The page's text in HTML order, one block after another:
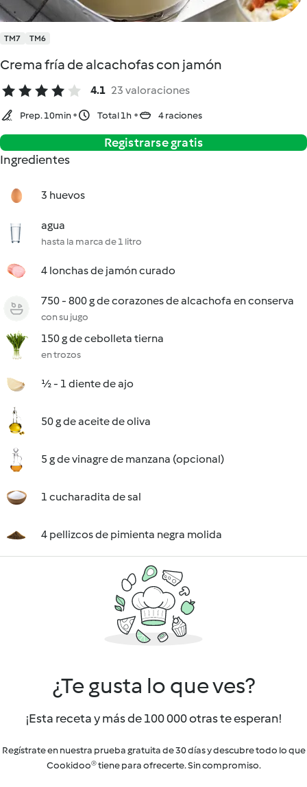
TM7 TM6
Crema fría de alcachofas con jamón
4.1 23 valoraciones
Prep. 10min Total 1h 4 raciones
Registrarse gratis
Ingredientes
3 huevos
agua
hasta la marca de 1 litro
4 lonchas de jamón curado
750 - 800 g de corazones de alcachofa en conserva
con su jugo
150 g de cebolleta tierna
en trozos
½ - 1 diente de ajo
50 g de aceite de oliva
5 g de vinagre de manzana (opcional)
1 cucharadita de sal
4 pellizcos de pimienta negra molida
¿Te gusta lo que ves?
¡Esta receta y más de 100 000 otras te esperan!
Regístrate en nuestra prueba gratuita de 30 días y descubre todo lo que
Cookidoo® tiene para ofrecerte. Sin compromiso.